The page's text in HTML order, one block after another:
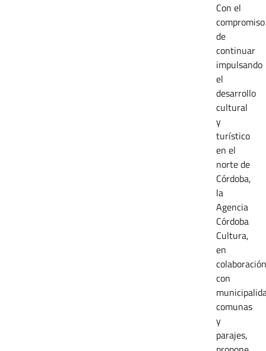
Con el
compromiso
de
continuar
impulsando
el
desarrollo
cultural
y
turístico
en el
norte de
Córdoba,
la
Agencia
Córdoba
Cultura,
en
colaboración
con
comunas
y
parajes,